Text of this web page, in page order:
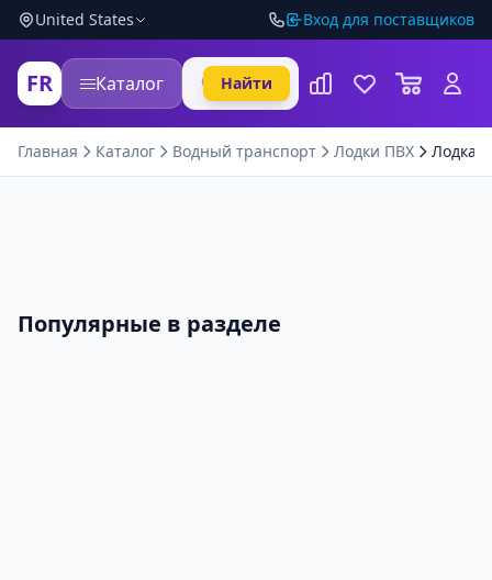
United States Вход для поставщиков
FR Каталог Найти
Главная Каталог Водный транспорт Лодки ПВХ Лодка
Популярные в разделе